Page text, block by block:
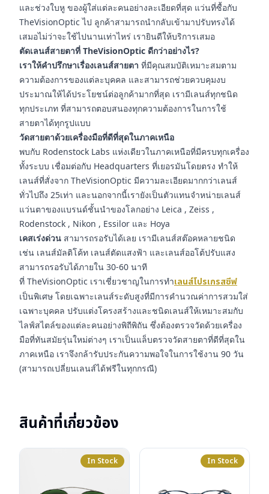
และช่วงใบหู ของผู้ใส่แต่ละคนอย่างละเอียดที่สุด แว่นที่ซื้อกับ
TheVisionOptic ไป ลูกค้าสามารถนำกลับเข้ามาปรับทรงได้
เสมอไม่ว่าจะใช้ไปนานเท่าไหร่ เรายินดีให้บริการเสมอ
ตัดเลนส์สายตาที่ TheVisionOptic ดีกว่าอย่างไร?
เราให้คำปรึกษาเรื่องเลนส์สายตา ที่มีคุณสมบัติเหมาะสมตาม
ความต้องการของแต่ละบุคคล และสามารถช่วยควบคุมงบ
ประมาณให้ได้ประโยชน์ต่อลูกค้ามากที่สุด เรามีเลนส์ทุกชนิด
ทุกประเภท ที่สามารถตอบสนองทุกความต้องการในการใช้
สายตาได้ทุกรูปแบบ
วัดสายตาด้วยเครื่องมือที่ดีที่สุดในภาคเหนือ
พบกับ Rodenstock Labs แห่งเดียวในภาคเหนือที่มีครบทุกเครื่อง
ทั้งระบบ เชื่อมต่อกับ Headquarters ที่เยอรมันโดยตรง ทำให้
เลนส์ที่สั่งจาก TheVisionOptic มีความละเอียดมากกว่าเลนส์
ทั่วไปถึง 25เท่า และนอกจากนี้เรายังเป็นตัวแทนจำหน่ายเลนส์
แว่นตาของแบรนด์ชั้นนำของโลกอย่าง Leica , Zeiss ,
Rodenstock , Nikon , Essilor และ Hoya
เคสเร่งด่วน สามารถรอรับได้เลย เรามีเลนส์สต๊อคหลายชนิด
เช่น เลนส์มัลติโค้ท เลนส์ตัดแสงฟ้า และเลนส์ออโต้ปรับแสง
สามารถรอรับได้ภายใน 30-60 นาที
ที่ TheVisionOptic เราเชี่ยวชาญในการทำเลนส์โปรเกรสซีฟ
เป็นพิเศษ โดยเฉพาะเลนส์ระดับสูงที่มีการคำนวณค่าการสวมใส่
เฉพาะบุคคล ปรับแต่งโครงสร้างและชนิดเลนส์ให้เหมาะสมกับ
ไลฟ์สไตล์ของแต่ละคนอย่างพิถีพิถัน ซึ่งต้องตรวจวัดด้วยเครื่อง
มือที่ทันสมัยรุ่นใหม่ต่างๆ เราเป็นแล็บตรวจวัดสายตาที่ดีที่สุดใน
ภาคเหนือ เราจึงกล้ารับประกันความพอใจในการใช้งาน 90 วัน
(สามารถเปลี่ยนเลนส์ได้ฟรีในทุกกรณี)
สินค้าที่เกี่ยวข้อง
In Stock In Stock